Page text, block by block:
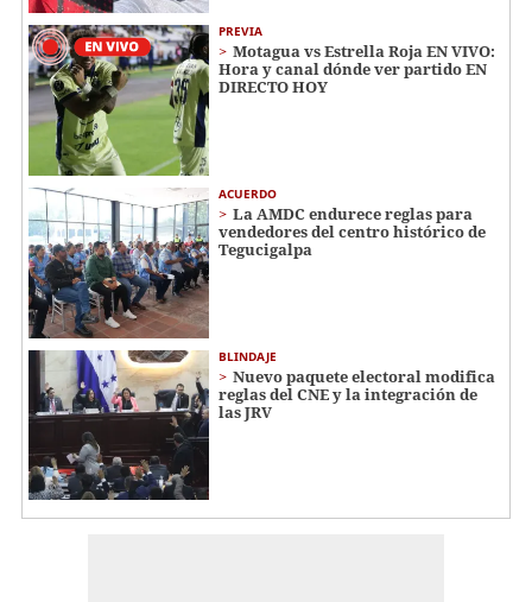
PREVIA
Motagua vs Estrella Roja EN VIVO:
Hora y canal dónde ver partido EN
DIRECTO HOY
ACUERDO
La AMDC endurece reglas para
vendedores del centro histórico de
Tegucigalpa
BLINDAJE
Nuevo paquete electoral modifica
reglas del CNE y la integración de
las JRV